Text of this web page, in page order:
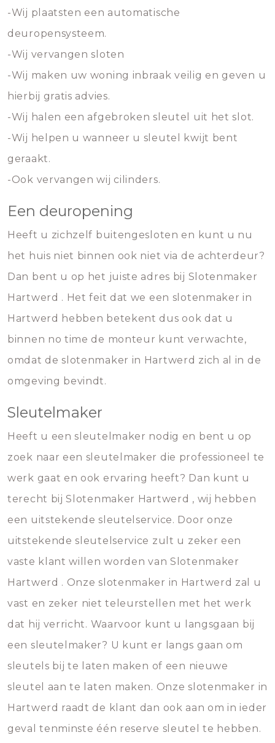
-Wij plaatsten een automatische
deuropensysteem.
-Wij vervangen sloten
-Wij maken uw woning inbraak veilig en geven u
hierbij gratis advies.
-Wij halen een afgebroken sleutel uit het slot.
-Wij helpen u wanneer u sleutel kwijt bent
geraakt.
-Ook vervangen wij cilinders.
Een deuropening
Heeft u zichzelf buitengesloten en kunt u nu
het huis niet binnen ook niet via de achterdeur?
Dan bent u op het juiste adres bij Slotenmaker
Hartwerd . Het feit dat we een slotenmaker in
Hartwerd hebben betekent dus ook dat u
binnen no time de monteur kunt verwachte,
omdat de slotenmaker in Hartwerd zich al in de
omgeving bevindt.
Sleutelmaker
Heeft u een sleutelmaker nodig en bent u op
zoek naar een sleutelmaker die professioneel te
werk gaat en ook ervaring heeft? Dan kunt u
terecht bij Slotenmaker Hartwerd , wij hebben
een uitstekende sleutelservice. Door onze
uitstekende sleutelservice zult u zeker een
vaste klant willen worden van Slotenmaker
Hartwerd . Onze slotenmaker in Hartwerd zal u
vast en zeker niet teleurstellen met het werk
dat hij verricht. Waarvoor kunt u langsgaan bij
een sleutelmaker? U kunt er langs gaan om
sleutels bij te laten maken of een nieuwe
sleutel aan te laten maken. Onze slotenmaker in
Hartwerd raadt de klant dan ook aan om in ieder
geval tenminste één reserve sleutel te hebben.